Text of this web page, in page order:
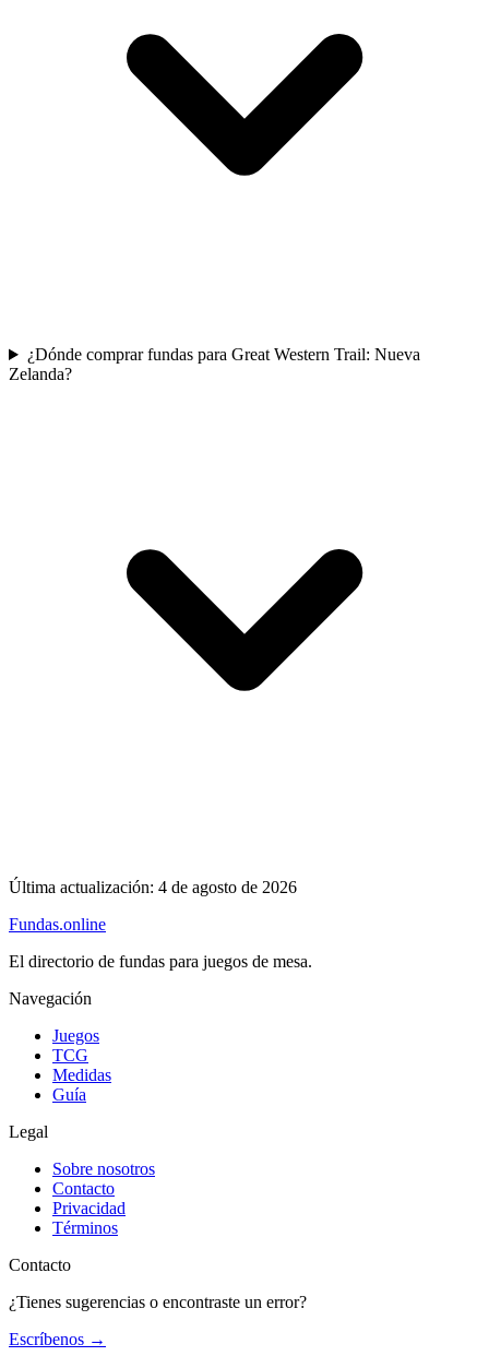
¿Dónde comprar fundas para Great Western Trail: Nueva
Zelanda?
Última actualización: 4 de agosto de 2026
Fundas.online
El directorio de fundas para juegos de mesa.
Navegación
Juegos
TCG
Medidas
Guía
Legal
Sobre nosotros
Contacto
Privacidad
Términos
Contacto
¿Tienes sugerencias o encontraste un error?
Escríbenos →